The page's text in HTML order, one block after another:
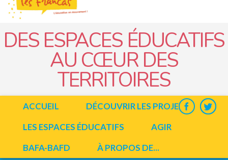
DES ESPACES ÉDUCATIFS
AU CŒUR DES
TERRITOIRES
ACCUEIL
DÉCOUVRIR LES PROJETS
LES ESPACES ÉDUCATIFS
AGIR
BAFA-BAFD
À PROPOS DE...